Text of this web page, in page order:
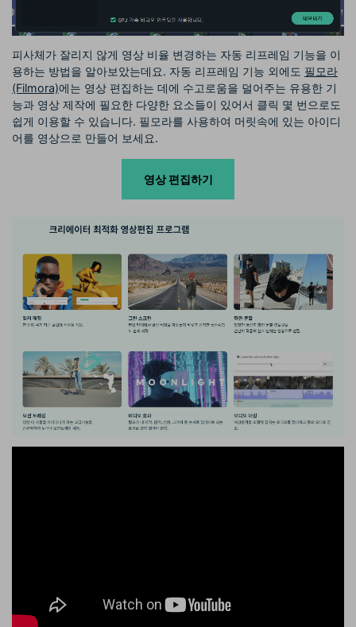
피사체가 잘리지 않게 영상 비율 변경하는 자동 리프레임 기능을 이
용하는 방법을 알아보았는데요. 자동 리프레임 기능 외에도 필모라
(Filmora)에는 영상 편집하는 데에 수고로움을 덜어주는 유용한 기
능과 영상 제작에 필요한 다양한 요소들이 있어서 클릭 몇 번으로도
쉽게 이용할 수 있습니다. 필모라를 사용하여 머릿속에 있는 아이디
어를 영상으로 만들어 보세요.
영상 편집하기